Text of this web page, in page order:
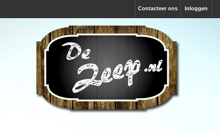
Inloggen
Contacteer ons